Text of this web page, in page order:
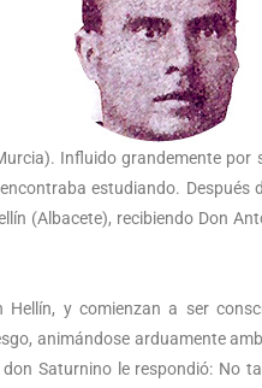
Influido grandemente por
estudiando.
(Albacete), recibiendo Don
y comienzan a ser
animándose arduamente
Saturnino le respondió: No